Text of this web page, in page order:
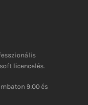
licencelés.
9:00 és